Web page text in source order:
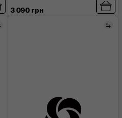
3 090 грн
Порівняти